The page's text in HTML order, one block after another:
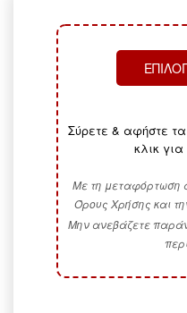
Σύρετε & αφήστε
κλικ
Με τη μεταφόρτωση
Όρους Χρήσης και
Μην ανεβάζετε